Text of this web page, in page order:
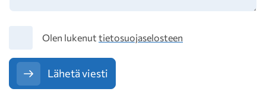
TietosuojaOlen lukenut tietosuojaselosteen
Lähetä viesti